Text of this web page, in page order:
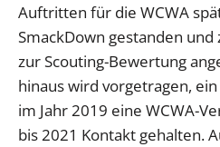
Auftritten für die WCWA
SmackDown gestanden und
zur Scouting-Bewertung
hinaus wird vorgetragen,
im Jahr 2019 eine WCWA-
bis 2021 Kontakt gehalten.